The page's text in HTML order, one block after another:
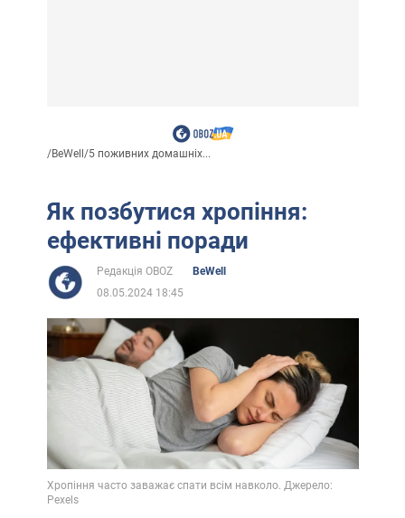
/BeWell /5 поживних домашніх...
Як позбутися хропіння:
ефективні поради
Редакція OBOZ
BeWell
08.05.2024 18:45
Хропіння часто заважає спати всім навколо. Джерело:
Pexels